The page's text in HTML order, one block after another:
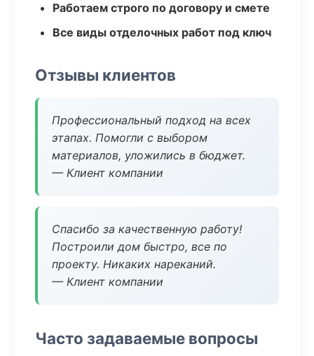
Работаем строго по договору и смете
Все виды отделочных работ под ключ
Отзывы клиентов
Профессиональный подход на всех
этапах. Помогли с выбором
материалов, уложились в бюджет.
— Клиент компании
Спасибо за качественную работу!
Построили дом быстро, все по
проекту. Никаких нареканий.
— Клиент компании
Часто задаваемые вопросы